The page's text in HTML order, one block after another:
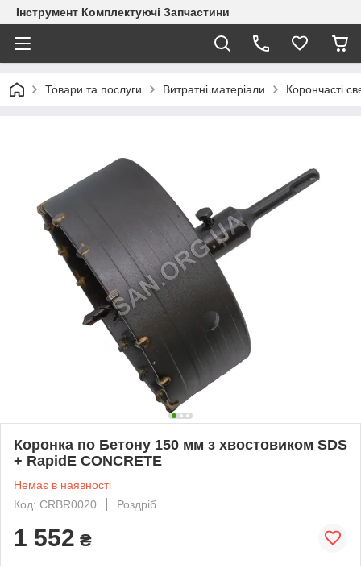
Інструмент Комплектуючі Запчастини
Товари та послуги Витратні матеріали Корончасті
Коронка по Бетону 150 мм з хвостовиком SDS
+ RapidE CONCRETE
Немає в наявності
Код: CRBR0020
Роздріб
1 552 ₴